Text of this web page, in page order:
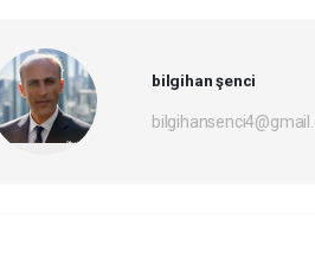
bilgihan şenci